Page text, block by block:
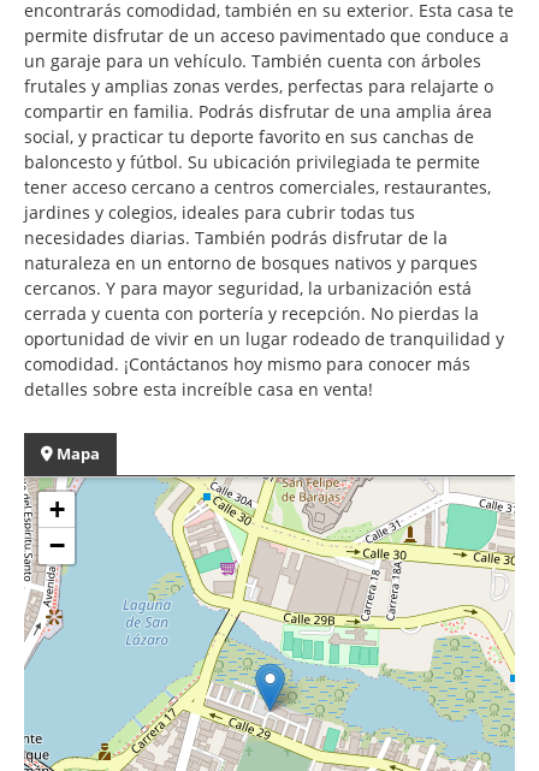
encontrarás comodidad, también en su exterior. Esta casa te
permite disfrutar de un acceso pavimentado que conduce a
un garaje para un vehículo. También cuenta con árboles
frutales y amplias zonas verdes, perfectas para relajarte o
compartir en familia. Podrás disfrutar de una amplia área
social, y practicar tu deporte favorito en sus canchas de
baloncesto y fútbol. Su ubicación privilegiada te permite
tener acceso cercano a centros comerciales, restaurantes,
jardines y colegios, ideales para cubrir todas tus
necesidades diarias. También podrás disfrutar de la
naturaleza en un entorno de bosques nativos y parques
cercanos. Y para mayor seguridad, la urbanización está
cerrada y cuenta con portería y recepción. No pierdas la
oportunidad de vivir en un lugar rodeado de tranquilidad y
comodidad. ¡Contáctanos hoy mismo para conocer más
detalles sobre esta increíble casa en venta!
Mapa
+
−